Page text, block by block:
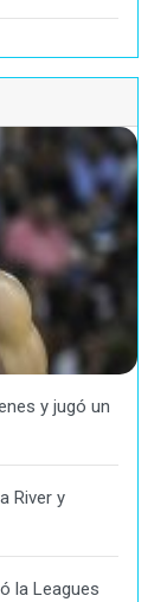
y jugó un
River y
la Leagues